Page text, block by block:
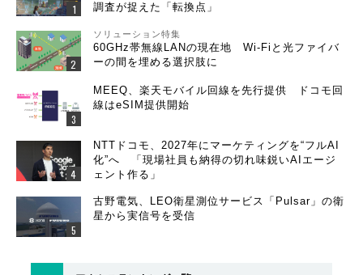
調査が捉えた「転換点」
ソリューション特集
60GHz帯無線LANの現在地 Wi-Fiと光ファイバ
ーの間を埋める選択肢に
MEEQ、楽天モバイル回線を先行提供 ドコモ回
線はeSIM提供開始
NTTドコモ、2027年にマーケティングを“フルAI
化”へ 「現場社員も納得の切れ味鋭いAIエージ
ェント作る」
古野電気、LEO衛星測位サービス「Pulsar」の衛
星から実信号を受信